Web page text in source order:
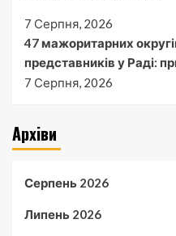
7 Серпня, 2026
47 мажоритарних
представників у Раді:
7 Серпня, 2026
Архіви
Серпень 2026
Липень 2026